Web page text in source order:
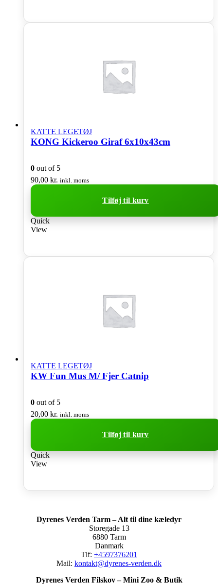
KATTE LEGETØJ
KONG Kickeroo Giraf 6x10x43cm
0 out of 5
90,00 kr. inkl. moms
Tilføj til kurv
Quick
View
KATTE LEGETØJ
KW Fun Mus M/ Fjer Catnip
0 out of 5
20,00 kr. inkl. moms
Tilføj til kurv
Quick
View
Dyrenes Verden Tarm – Alt til dine kæledyr
Storegade 13
6880 Tarm
Danmark
Tlf: +4597376201
Mail: kontakt@dyrenes-verden.dk
Dyrenes Verden Filskov – Mini Zoo & Butik